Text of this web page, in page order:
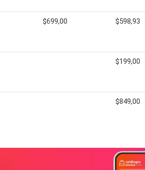
$699,00 $598,93
$199,00
$849,00